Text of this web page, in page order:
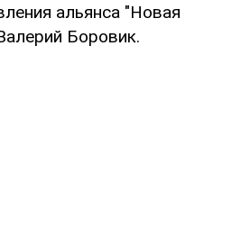
альянса "Новая
Боровик.